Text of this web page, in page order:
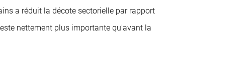
a réduit la décote sectorielle par rapport
nettement plus importante qu'avant la